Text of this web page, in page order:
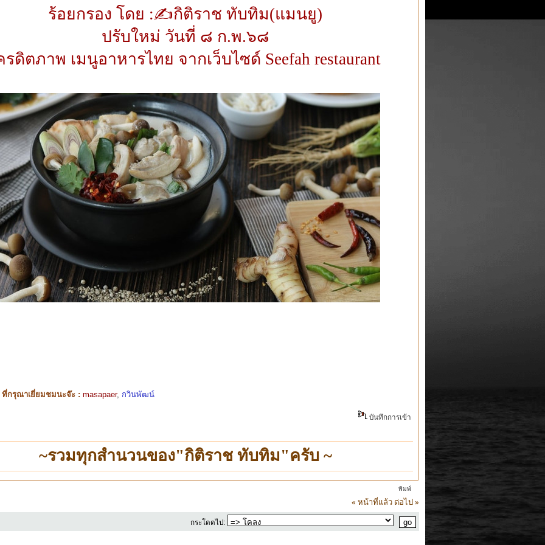
ร้อยกรอง โดย :✍กิติราช ทับทิม(แมนยู)
ปรับใหม่ วันที่ ๘ ก.พ.๖๘
รดิตภาพ เมนูอาหารไทย จากเว็บไซด์ Seefah restaurant
กรุณาเยี่ยมชมนะจ๊ะ : masapaer, กวินพัฒน์
บันทึกการเข้า
~รวมทุกสำนวนของ"กิติราช ทับทิม"ครับ ~
พิมพ์
« หน้าที่แล้ว ต่อไป »
กระโดดไป: